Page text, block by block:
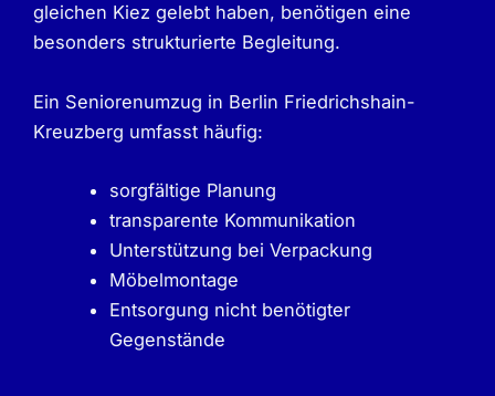
gleichen Kiez gelebt haben, benötigen eine
besonders strukturierte Begleitung.
Ein Seniorenumzug in Berlin Friedrichshain-
Kreuzberg umfasst häufig:
sorgfältige Planung
transparente Kommunikation
Unterstützung bei Verpackung
Möbelmontage
Entsorgung nicht benötigter
Gegenstände